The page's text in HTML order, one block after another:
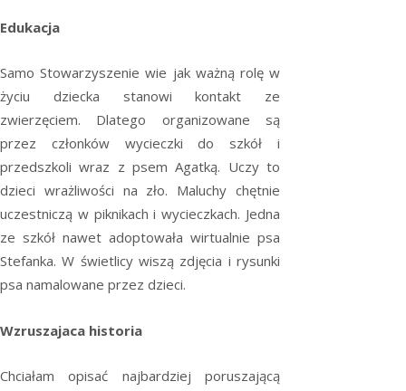
Edukacja
Samo Stowarzyszenie wie jak ważną rolę w
życiu dziecka stanowi kontakt ze
zwierzęciem. Dlatego organizowane są
przez członków wycieczki do szkół i
przedszkoli wraz z psem Agatką. Uczy to
dzieci wrażliwości na zło. Maluchy chętnie
uczestniczą w piknikach i wycieczkach. Jedna
ze szkół nawet adoptowała wirtualnie psa
Stefanka. W świetlicy wiszą zdjęcia i rysunki
psa namalowane przez dzieci.
Wzruszajaca historia
Chciałam opisać najbardziej poruszającą